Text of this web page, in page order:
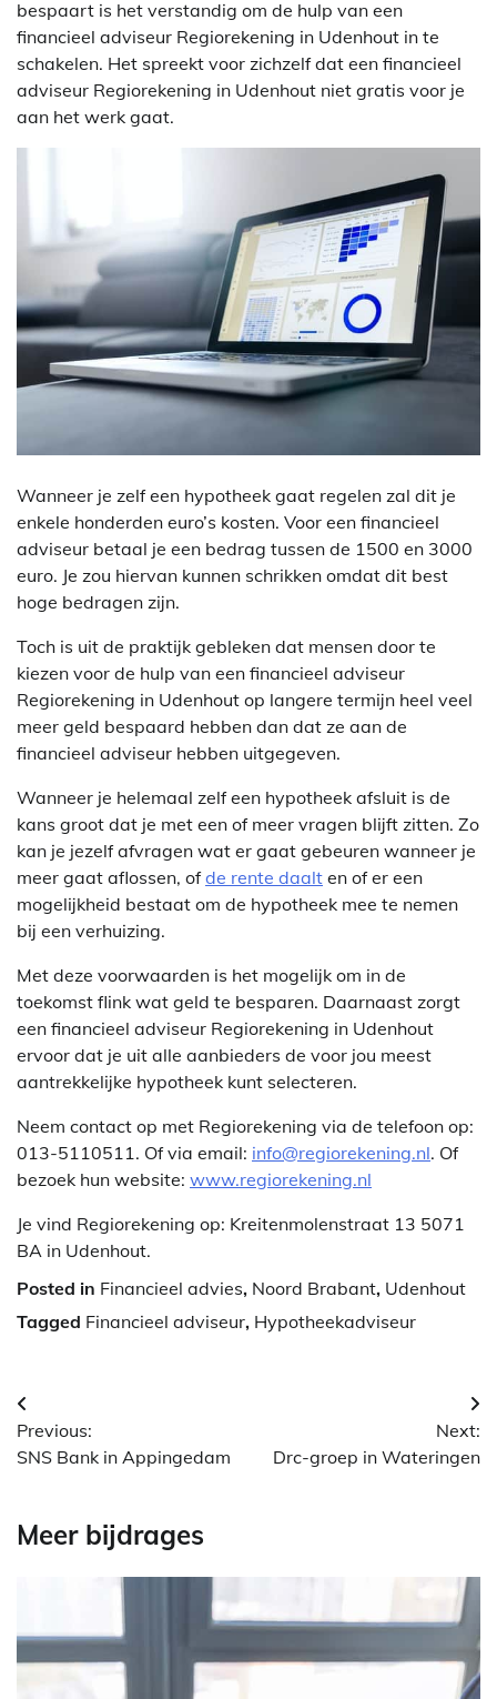
bespaart is het verstandig om de hulp van een
financieel adviseur Regiorekening in Udenhout in te
schakelen. Het spreekt voor zichzelf dat een financieel
adviseur Regiorekening in Udenhout niet gratis voor je
aan het werk gaat.
Wanneer je zelf een hypotheek gaat regelen zal dit je
enkele honderden euro’s kosten. Voor een financieel
adviseur betaal je een bedrag tussen de 1500 en 3000
euro. Je zou hiervan kunnen schrikken omdat dit best
hoge bedragen zijn.
Toch is uit de praktijk gebleken dat mensen door te
kiezen voor de hulp van een financieel adviseur
Regiorekening in Udenhout op langere termijn heel veel
meer geld bespaard hebben dan dat ze aan de
financieel adviseur hebben uitgegeven.
Wanneer je helemaal zelf een hypotheek afsluit is de
kans groot dat je met een of meer vragen blijft zitten. Zo
kan je jezelf afvragen wat er gaat gebeuren wanneer je
meer gaat aflossen, ofde rente daalt en of er een
mogelijkheid bestaat om de hypotheek mee te nemen
bij een verhuizing.
Met deze voorwaarden is het mogelijk om in de
toekomst flink wat geld te besparen. Daarnaast zorgt
een financieel adviseur Regiorekening in Udenhout
ervoor dat je uit alle aanbieders de voor jou meest
aantrekkelijke hypotheek kunt selecteren.
Neem contact op met Regiorekening via de telefoon op:
013-5110511. Of via email: info@regiorekening.nl. Of
bezoek hun website: www.regiorekening.nl
Je vind Regiorekening op: Kreitenmolenstraat 13 5071
BA in Udenhout.
Posted in Financieel advies, Noord Brabant, Udenhout
Tagged Financieel adviseur, Hypotheekadviseur
Berichtnavigatie
Previous:
SNS Bank in Appingedam
Next:
Drc-groep in Wateringen
Meer bijdrages